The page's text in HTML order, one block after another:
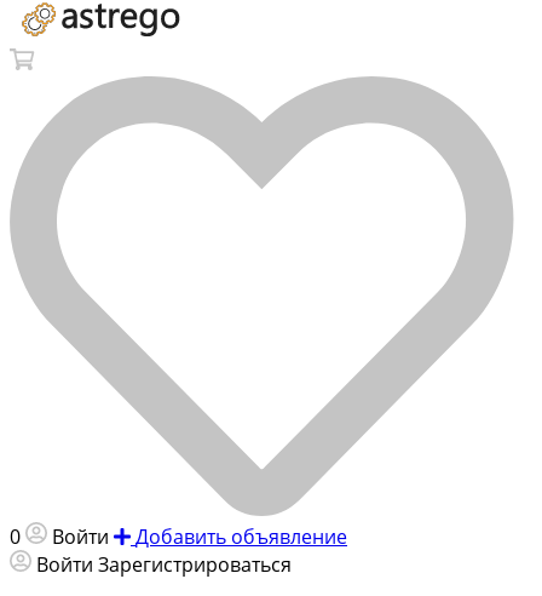
0 Войти
Добавить объявление
Войти Зарегистрироваться